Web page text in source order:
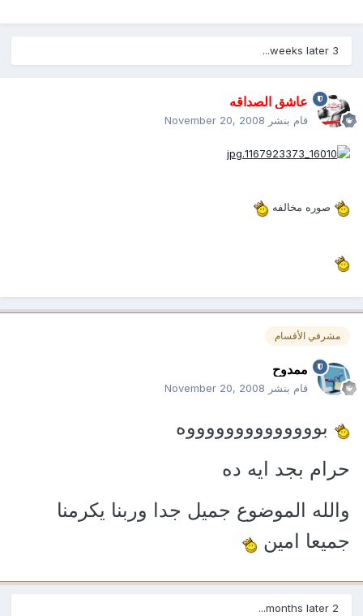
3 weeks later...
عاشق الصداقه
قام بنشر November 20, 2008
صوره مخالفه
مشرفي الأقسام
ممدوح
قام بنشر November 20, 2008
بووووووووووووووه
حرام بجد ايه ده
والله الموضوع جميل جدا وربنا يكرمنا
جميعا امين
2 months later...